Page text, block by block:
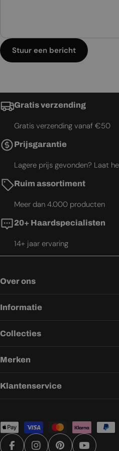
Stuur een bericht
Gratis verzending
Gratis verzending vanaf €50
Prijsgarantie
Lagere prijs gevonden? Laat
Ruim assortiment
Meer dan 4.000 producten
20+ Haardspecialisten
14+ jaar ervaring
Over ons
Informatie
Collecties
Merken
Klantenservice
Betaalmethoden